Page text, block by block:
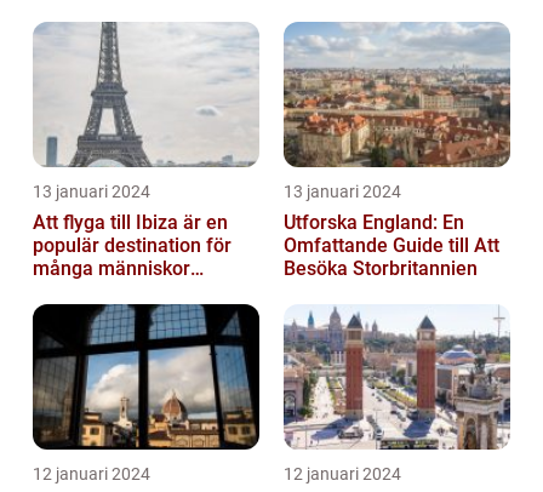
13 januari 2024
Att flyga till Ibiza är en
populär destination för
många människor
13 januari 2024
Utforska England: En
Omfattande Guide till Att
Besöka Storbritannien
12 januari 2024 12 januari 2024